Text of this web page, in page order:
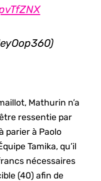
Mathurin n’a
ressentie par
parier à Paolo
Tamika, qu’il
nécessaires
(40) afin de